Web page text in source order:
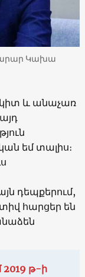
Կախա
և անաչառ
եմ տալիս։
դեպքերում,
հարցեր են
2019 թ-ի